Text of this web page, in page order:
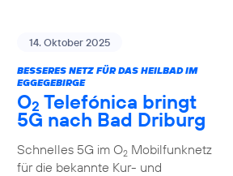
14. Oktober 2025
BESSERES NETZ FÜR DAS HEILBAD IM
EGGEGEBIRGE
O2 Telefónica bringt
5G nach Bad Driburg
Schnelles 5G im O2Mobilfunknetz
für die bekannte Kur- und